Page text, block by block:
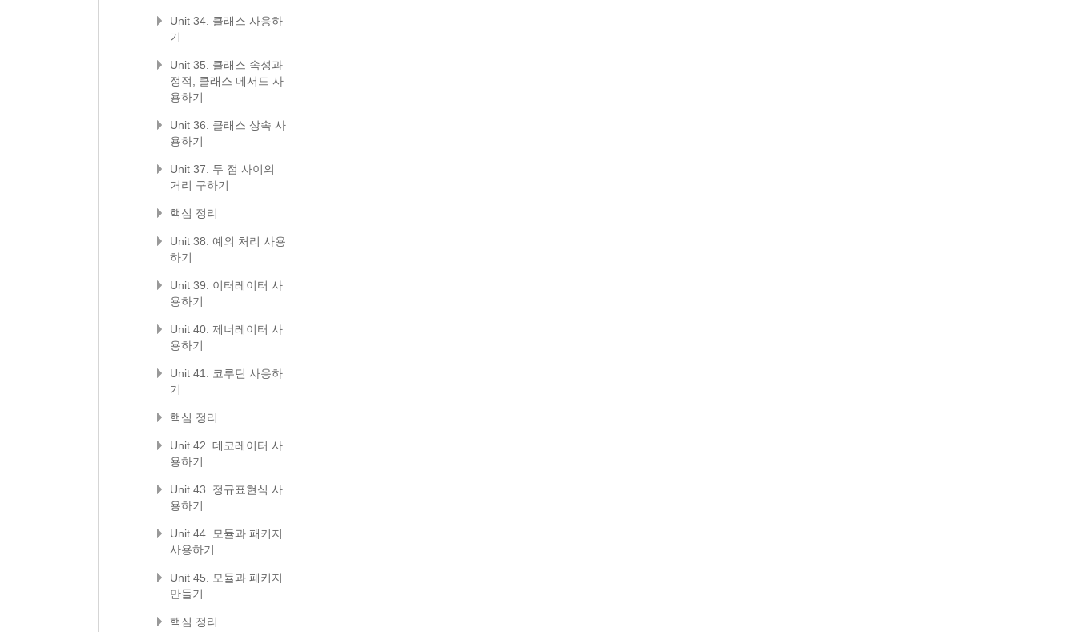
Unit 34. 클래스 사용하
기
Unit 35. 클래스 속성과
정적, 클래스 메서드 사
용하기
Unit 36. 클래스 상속 사
용하기
Unit 37. 두 점 사이의
거리 구하기
핵심 정리
Unit 38. 예외 처리 사용
하기
Unit 39. 이터레이터 사
용하기
Unit 40. 제너레이터 사
용하기
Unit 41. 코루틴 사용하
기
핵심 정리
Unit 42. 데코레이터 사
용하기
Unit 43. 정규표현식 사
용하기
Unit 44. 모듈과 패키지
사용하기
Unit 45. 모듈과 패키지
만들기
핵심 정리